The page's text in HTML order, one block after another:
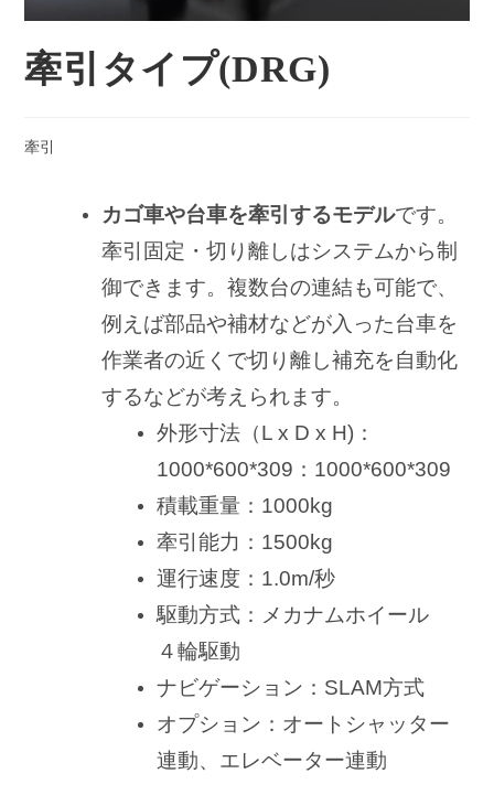
牽引タイプ(DRG)
牽引
カゴ車や台車を牽引するモデルです。
牽引固定・切り離しはシステムから制
御できます。複数台の連結も可能で、
例えば部品や補材などが入った台車を
作業者の近くで切り離し補充を自動化
するなどが考えられます。
外形寸法（L x D x H)：
1000*600*309：1000*600*309
積載重量：1000kg
牽引能力：1500kg
運行速度：1.0m/秒
駆動方式：メカナムホイール
４輪駆動
ナビゲーション：SLAM方式
オプション：オートシャッター
連動、エレベーター連動